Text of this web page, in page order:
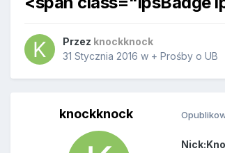
Przez knockknock
31 Stycznia 2016 w + Prośby o UB
knockknock